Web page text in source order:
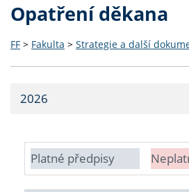
Opatření děkana
FF > Fakulta > Strategie a další
2026
Platné předpisy